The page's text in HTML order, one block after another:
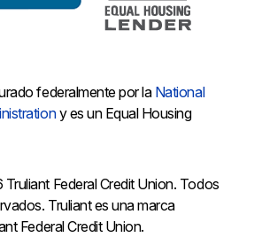
federalmente por la National
y es un Equal Housing
Federal Credit Union. Todos
Truliant es una marca
Federal Credit Union.